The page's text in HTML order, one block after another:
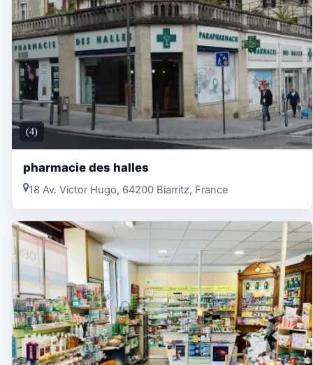
(4)
pharmacie des halles
18 Av. Victor Hugo, 64200 Biarritz, France